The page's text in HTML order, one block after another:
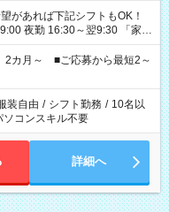
勤 16:30～翌9:30 「家族
って夕飯の準備がしたい」
ど、ご希望を教えてください
合計で週40時間を超える場
2カ月～ ■ご応募から最短2～
装自由 / シフト勤務 / 10名以
ソコンスキル不要
詳細へ